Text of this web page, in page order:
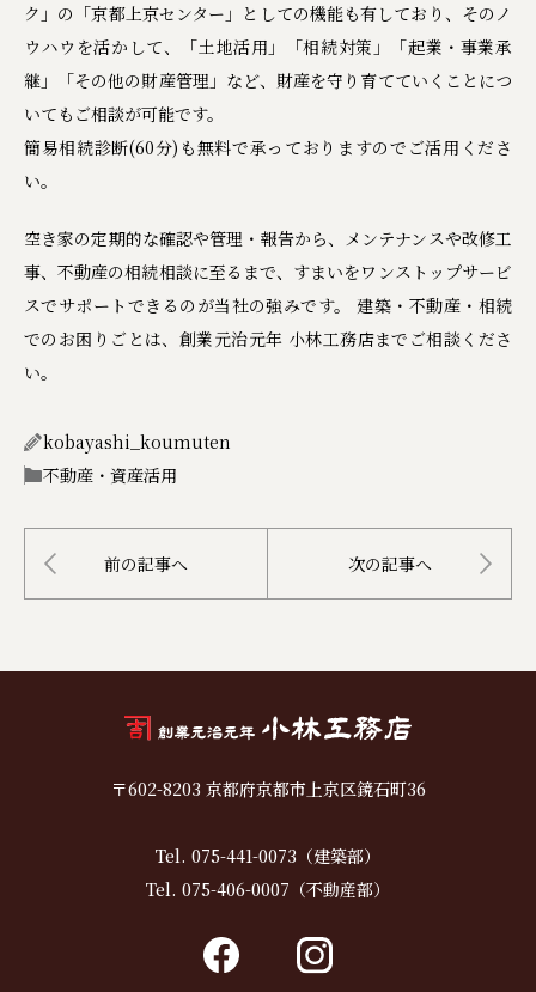
ク」の「京都上京センター」としての機能も有しており、そのノ
ウハウを活かして、「土地活用」「相続対策」「起業・事業承
継」「その他の財産管理」など、財産を守り育てていくことにつ
いてもご相談が可能です。
簡易相続診断(60分)も無料で承っておりますのでご活用くださ
い。
空き家の定期的な確認や管理・報告から、メンテナンスや改修工
事、不動産の相続相談に至るまで、すまいをワンストップサービ
スでサポートできるのが当社の強みです。 建築・不動産・相続
でのお困りごとは、創業元治元年 小林工務店までご相談くださ
い。
kobayashi_koumuten
不動産・資産活用
前の記事へ 次の記事へ
〒602-8203 京都府京都市上京区鏡石町36
Tel. 075-441-0073（建築部）
Tel. 075-406-0007（不動産部）